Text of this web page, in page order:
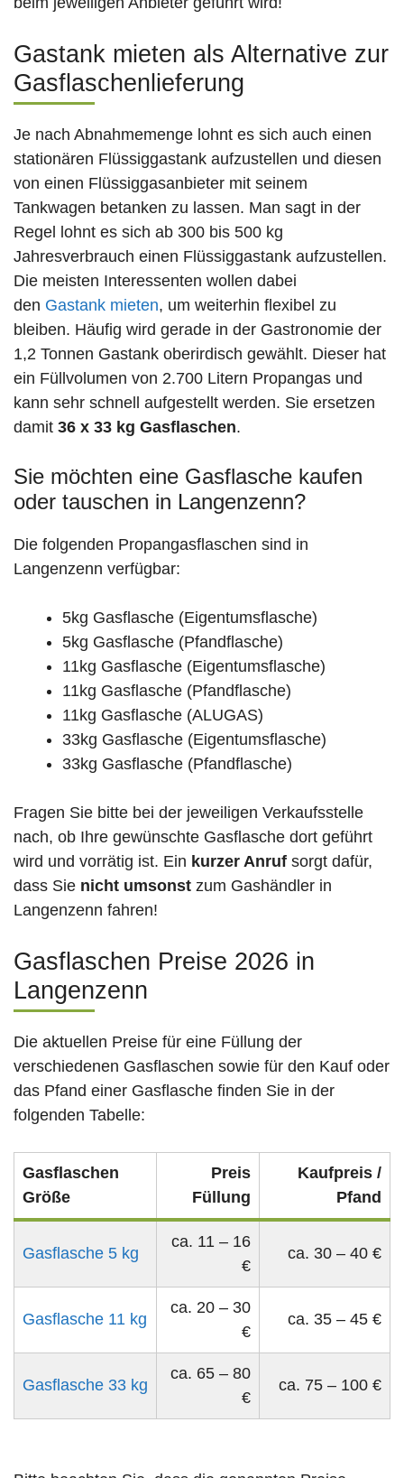
Gastank mieten als Alternative zur
Gasflaschenlieferung
Je nach Abnahmemenge lohnt es sich auch einen
stationären Flüssiggastank aufzustellen und diesen
von einen Flüssiggasanbieter mit seinem
Tankwagen betanken zu lassen. Man sagt in der
Regel lohnt es sich ab 300 bis 500 kg
Jahresverbrauch einen Flüssiggastank aufzustellen.
Die meisten Interessenten wollen dabei
den Gastank mieten, um weiterhin flexibel zu
bleiben. Häufig wird gerade in der Gastronomie der
1,2 Tonnen Gastank oberirdisch gewählt. Dieser hat
ein Füllvolumen von 2.700 Litern Propangas und
kann sehr schnell aufgestellt werden. Sie ersetzen
damit 36 x 33 kg Gasflaschen.
Sie möchten eine Gasflasche kaufen
oder tauschen in Langenzenn?
Die folgenden Propangasflaschen sind in
Langenzenn verfügbar:
5kg Gasflasche (Eigentumsflasche)
5kg Gasflasche (Pfandflasche)
11kg Gasflasche (Eigentumsflasche)
11kg Gasflasche (Pfandflasche)
11kg Gasflasche (ALUGAS)
33kg Gasflasche (Eigentumsflasche)
33kg Gasflasche (Pfandflasche)
Fragen Sie bitte bei der jeweiligen Verkaufsstelle
nach, ob Ihre gewünschte Gasflasche dort geführt
wird und vorrätig ist. Ein kurzer Anruf sorgt dafür,
dass Sie nicht umsonst zum Gashändler in
Langenzenn fahren!
Gasflaschen Preise 2026 in
Langenzenn
Die aktuellen Preise für eine Füllung der
verschiedenen Gasflaschen sowie für den Kauf oder
das Pfand einer Gasflasche finden Sie in der
folgenden Tabelle:
Gasflaschen
Größe
Preis
Füllung
Kaufpreis /
Pfand
Gasflasche 5 kg
ca. 11 – 16
€
ca. 30 – 40 €
Gasflasche 11 kg
ca. 20 – 30
€
ca. 35 – 45 €
Gasflasche 33 kg
ca. 65 – 80
€
ca. 75 – 100 €